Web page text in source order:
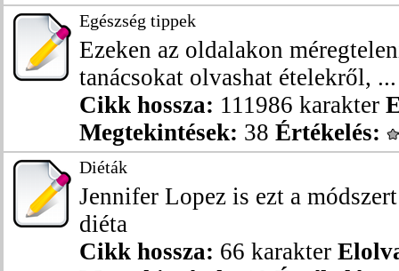
Egészség tippek
Ezeken az oldalakon
tanácsokat olvashat ételekről, ...
Cikk hossza: 111986 karakter
Megtekintések: 38 Értékelés:
Diéták
Jennifer Lopez is ezt a
diéta
Cikk hossza: 66 karakter